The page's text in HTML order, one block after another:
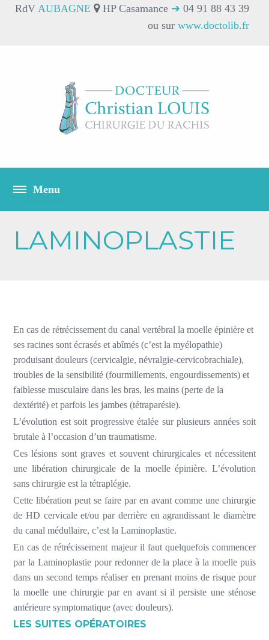
RdV AUBAGNE HP Casamance ➔ 04 91 88 43 39
ou sur www.doctolib.fr
LAMINOPLASTIE
En cas de rétrécissement du canal vertébral la moelle épinière et
ses racines sont écrasés et abîmés (c’est la myélopathie)
produisant douleurs (cervicalgie, névralgie-cervicobrachiale),
troubles de la sensibilité (fourmillements, engourdissements) et
faiblesse musculaire dans les bras, les mains (perte de la
dextérité) et parfois les jambes (tétraparésie).
L’évolution est soit progressive étalée sur plusieurs années soit
brutale à l’occasion d’un traumatisme.
Ces lésions sont graves et souvent chirurgicales et nécessitent
une libération chirurgicale de la moelle épinière. L’évolution
sans chirurgie est la tétraplégie.
Cette libération peut se faire par en avant comme une chirurgie
de HD cervicale et/ou par derrière en agrandissant le diamètre
du canal médullaire, c’est la Laminoplastie.
En cas de rétrécissement majeur il faut quelquefois commencer
par la Laminoplastie pour redonner de la place à la moelle puis
dans un second temps réaliser en prenant moins de risque pour
la moelle une chirurgie par en avant si il persiste une sténose
antérieure symptomatique (avec douleurs).
LES SUITES OPÉRATOIRES